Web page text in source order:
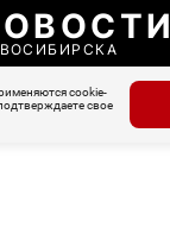
cookie-
свое